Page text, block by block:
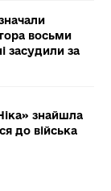
восьми
засудили за
знайшла
до війська